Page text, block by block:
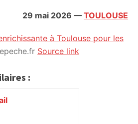
29 mai 2026 — TOULOUSE
à Toulouse pour les
Source link
: